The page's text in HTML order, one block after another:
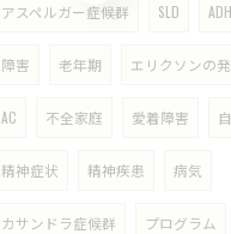
アスペルガー症候群 SLD
障害 老年期 エリクソンの
AC 不全家庭 愛着障害
精神症状 精神疾患 病気
カサンドラ症候群 プログラム